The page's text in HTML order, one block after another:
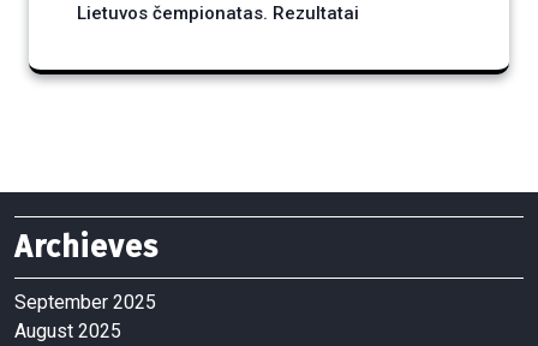
Lietuvos čempionatas. Rezultatai
Archieves
September 2025
August 2025